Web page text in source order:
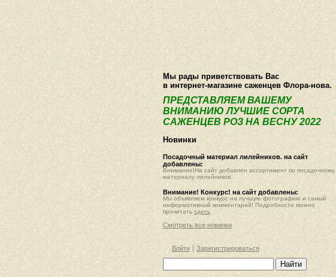
О компании Как купить Фотогалерея Статьи Опт
Мы рады приветствовать Вас
в интернет-магазине саженцев Флора-нова.
ПРЕДСТАВЛЯЕМ ВАШЕМУ
ВНИМАНИЮ ЛУЧШИЕ СОРТА
САЖЕНЦЕВ РОЗ НА ВЕСНУ 2022
Новинки
Посадочный материал лилейников. на сайт
добавлены:
Внимание!На сайт добавлен ассортимент по посадочному
материалу лилейников.
Внимание! Конкурс! на сайт добавлены:
Мы объявляем конкурс на лучшую фотографию и самый
информативный комментарий! Подробности можно
прочитать здесь
Смотреть все новинки
Войти Зарегистрироваться